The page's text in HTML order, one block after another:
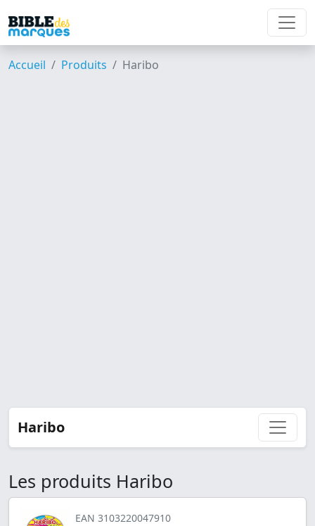
Accueil Produits Haribo
Haribo
Les produits Haribo
EAN 3103220047910